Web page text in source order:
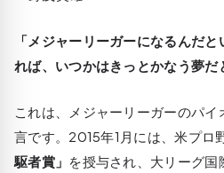
「メジャーリーガーになるんだ
れば、いつかはきっとかなう夢だ
これは、メジャーリーガーのパイ
言です。2015年1月には、米プロ
駆者賞」 を授与され、大リーグ